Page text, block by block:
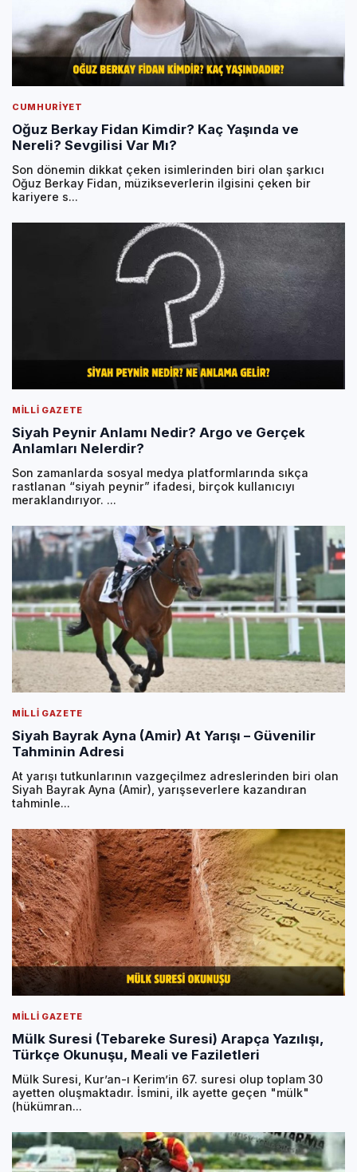
CUMHURIYET
Oğuz Berkay Fidan Kimdir? Kaç Yaşında ve
Nereli? Sevgilisi Var Mı?
Son dönemin dikkat çeken isimlerinden biri olan şarkıcı
Oğuz Berkay Fidan, müzikseverlerin ilgisini çeken bir
kariyere s...
MILLI GAZETE
Siyah Peynir Anlamı Nedir? Argo ve Gerçek
Anlamları Nelerdir?
Son zamanlarda sosyal medya platformlarında sıkça
rastlanan “siyah peynir” ifadesi, birçok kullanıcıyı
meraklandırıyor. ...
MILLI GAZETE
Siyah Bayrak Ayna (Amir) At Yarışı – Güvenilir
Tahminin Adresi
At yarışı tutkunlarının vazgeçilmez adreslerinden biri olan
Siyah Bayrak Ayna (Amir), yarışseverlere kazandıran
tahminle...
MILLI GAZETE
Mülk Suresi (Tebareke Suresi) Arapça Yazılışı,
Türkçe Okunuşu, Meali ve Faziletleri
Mülk Suresi, Kur’an-ı Kerim’in 67. suresi olup toplam 30
ayetten oluşmaktadır. İsmini, ilk ayette geçen "mülk"
(hükümran...